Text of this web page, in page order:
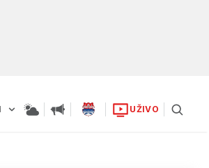
UŽIVO